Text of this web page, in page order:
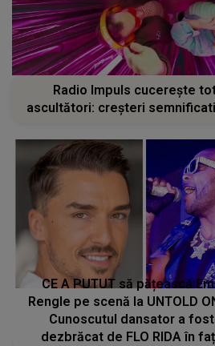
Radio Impuls cucerește
ascultători: creșteri
CE A PUTUT să pățească
Rengle pe scenă la UNTOLD
Cunoscutul dansator a fost
dezbrăcat de FLO RIDA în